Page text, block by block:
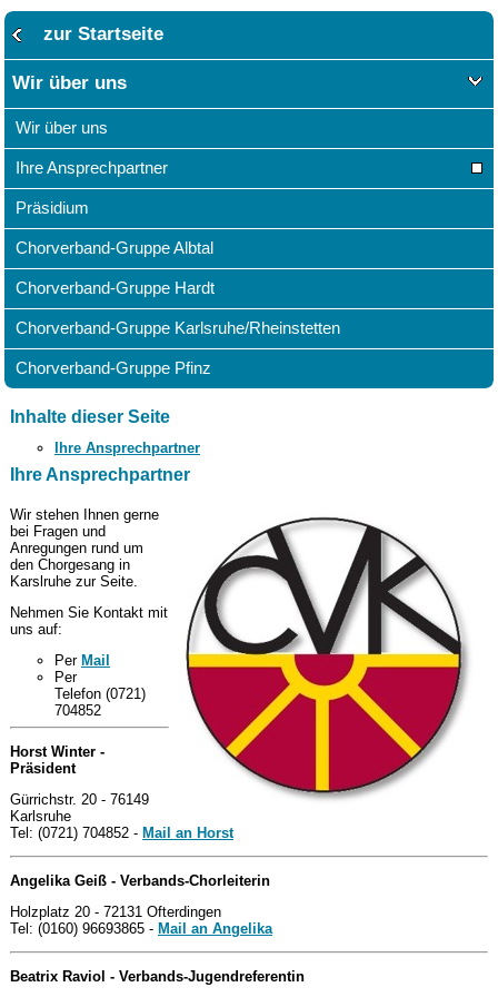
zur Startseite
Wir über uns
Wir über uns
Ihre Ansprechpartner
Präsidium
Chorverband-Gruppe Albtal
Chorverband-Gruppe Hardt
Chorverband-Gruppe Karlsruhe/Rheinstetten
Chorverband-Gruppe Pfinz
Inhalte dieser Seite
Ihre Ansprechpartner
Ihre Ansprechpartner
Wir stehen Ihnen gerne
bei Fragen und
Anregungen rund um
den Chorgesang in
Karslruhe zur Seite.
Nehmen Sie Kontakt mit
uns auf:
Per Mail
Per
Telefon (0721)
704852
Horst Winter -
Präsident
Gürrichstr. 20 - 76149
Karlsruhe
Tel: (0721) 704852 - Mail an Horst
Angelika Geiß - Verbands-Chorleiterin
Holzplatz 20 - 72131 Ofterdingen
Tel: (0160) 96693865 - Mail an Angelika
Beatrix Raviol - Verbands-Jugendreferentin